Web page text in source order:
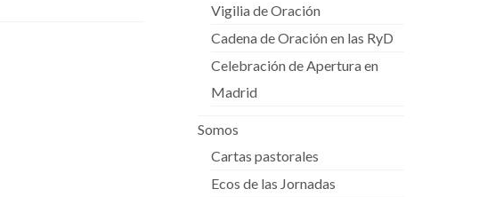
Vigilia de Oración
Cadena de Oración en las RyD
Celebración de Apertura en
Madrid
Somos
Cartas pastorales
Ecos de las Jornadas